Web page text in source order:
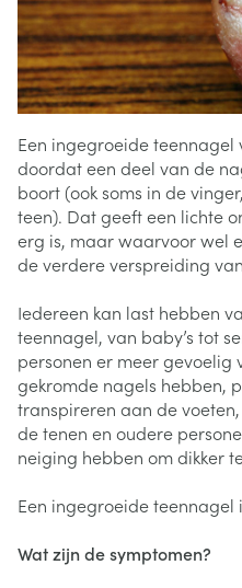
Een ingegroeide
doordat een deel van de
boort (ook soms in de
teen). Dat geeft een lichte
erg is, maar waarvoor wel
de verdere verspreiding
Iedereen kan last hebben
teennagel, van baby’s tot
personen er meer gevoelig
gekromde nagels hebben,
transpireren aan de
de tenen en oudere
neiging hebben om dikker
Een ingegroeide teennagel
Wat zijn de symptomen?